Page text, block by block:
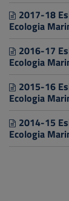
2017-18
Ecologia
2016-17
Ecologia
2015-16
Ecologia
2014-15
Ecologia